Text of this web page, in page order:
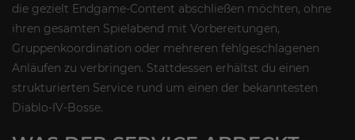
die gezielt Endgame-Content abschließen möchten, ohne
ihren gesamten Spielabend mit Vorbereitungen,
Gruppenkoordination oder mehreren fehlgeschlagenen
Anläufen zu verbringen. Stattdessen erhältst du einen
strukturierten Service rund um einen der bekanntesten
Diablo-IV-Bosse.